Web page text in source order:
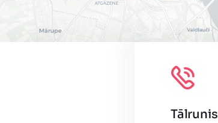
Tālrunis